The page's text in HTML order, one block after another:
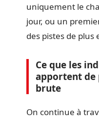
uniquement le
jour, ou un
des pistes de plus
Ce que les
apportent de
brute
On continue à